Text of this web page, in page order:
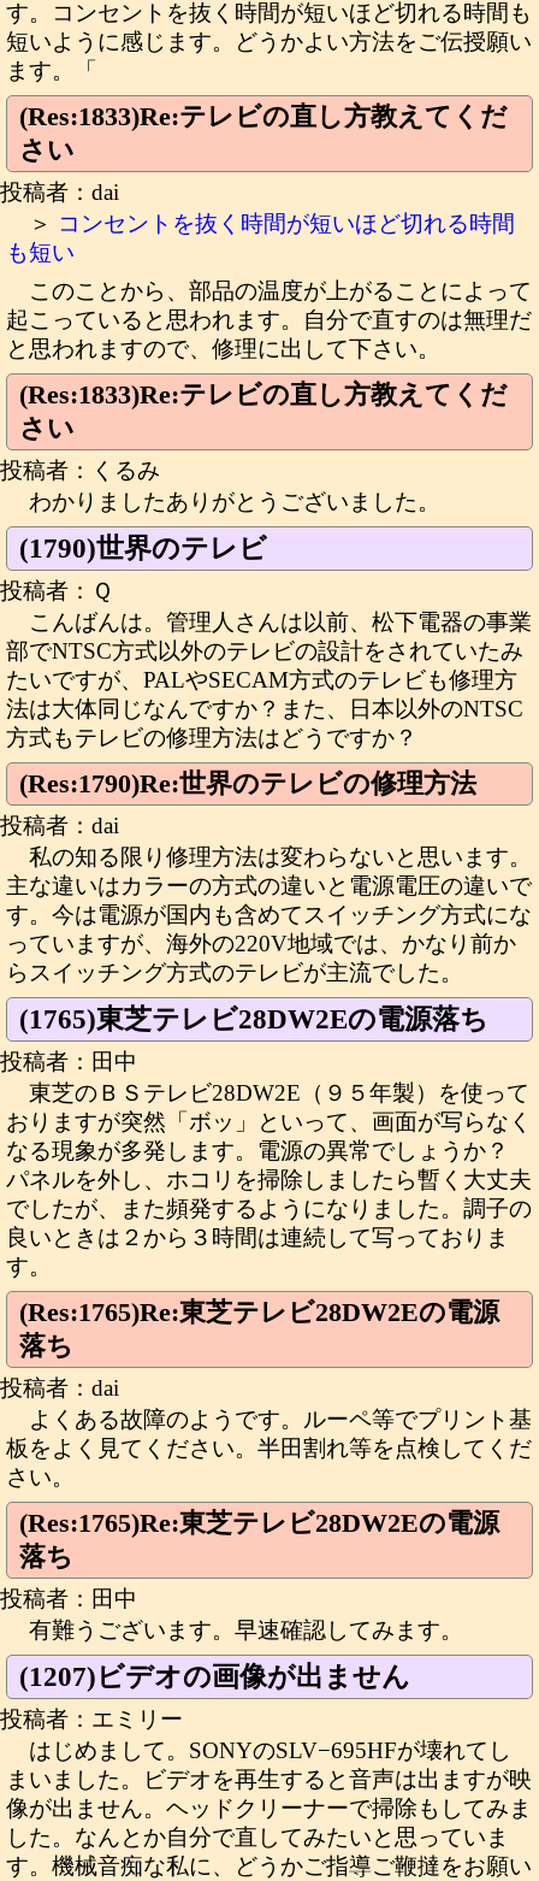
す。コンセントを抜く時間が短いほど切れる時間も
短いように感じます。どうかよい方法をご伝授願い
ます。「
(Res:1833)Re:テレビの直し方教えてくだ
さい
投稿者：dai
＞ コンセントを抜く時間が短いほど切れる時間
も短い
このことから、部品の温度が上がることによって
起こっていると思われます。自分で直すのは無理だ
と思われますので、修理に出して下さい。
(Res:1833)Re:テレビの直し方教えてくだ
さい
投稿者：くるみ
わかりましたありがとうございました。
(1790)世界のテレビ
投稿者：Ｑ
こんばんは。管理人さんは以前、松下電器の事業
部でNTSC方式以外のテレビの設計をされていたみ
たいですが、PALやSECAM方式のテレビも修理方
法は大体同じなんですか？また、日本以外のNTSC
方式もテレビの修理方法はどうですか？
(Res:1790)Re:世界のテレビの修理方法
投稿者：dai
私の知る限り修理方法は変わらないと思います。
主な違いはカラーの方式の違いと電源電圧の違いで
す。今は電源が国内も含めてスイッチング方式にな
っていますが、海外の220V地域では、かなり前か
らスイッチング方式のテレビが主流でした。
(1765)東芝テレビ28DW2Eの電源落ち
投稿者：田中
東芝のＢＳテレビ28DW2E（９５年製）を使って
おりますが突然「ボッ」といって、画面が写らなく
なる現象が多発します。電源の異常でしょうか？
パネルを外し、ホコリを掃除しましたら暫く大丈夫
でしたが、また頻発するようになりました。調子の
良いときは２から３時間は連続して写っておりま
す。
(Res:1765)Re:東芝テレビ28DW2Eの電源
落ち
投稿者：dai
よくある故障のようです。ルーペ等でプリント基
板をよく見てください。半田割れ等を点検してくだ
さい。
(Res:1765)Re:東芝テレビ28DW2Eの電源
落ち
投稿者：田中
有難うございます。早速確認してみます。
(1207)ビデオの画像が出ません
投稿者：エミリー
はじめまして。SONYのSLV−695HFが壊れてし
まいました。ビデオを再生すると音声は出ますが映
像が出ません。ヘッドクリーナーで掃除もしてみま
した。なんとか自分で直してみたいと思っていま
す。機械音痴な私に、どうかご指導ご鞭撻をお願い